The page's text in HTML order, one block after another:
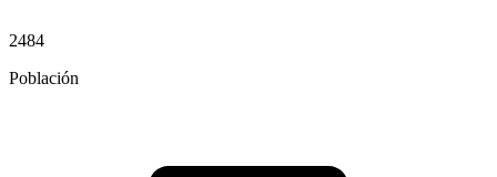
2484
Población